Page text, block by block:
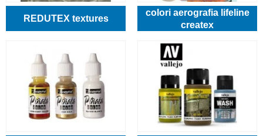
REDUTEX textures
colori aerografia lifeline
createx